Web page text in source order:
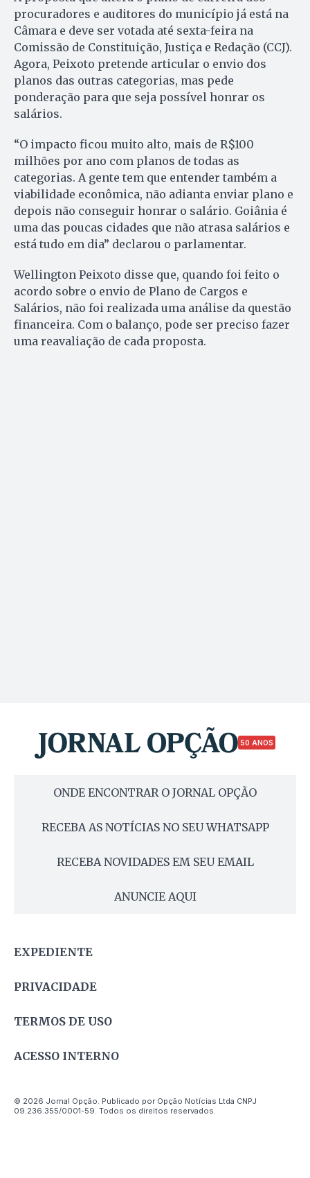
procuradores e auditores do município já está na
Câmara e deve ser votada até sexta-feira na
Comissão de Constituição, Justiça e Redação (CCJ).
Agora, Peixoto pretende articular o envio dos
planos das outras categorias, mas pede
ponderação para que seja possível honrar os
salários.
“O impacto ficou muito alto, mais de R$100
milhões por ano com planos de todas as
categorias. A gente tem que entender também a
viabilidade econômica, não adianta enviar plano e
depois não conseguir honrar o salário. Goiânia é
uma das poucas cidades que não atrasa salários e
está tudo em dia” declarou o parlamentar.
Wellington Peixoto disse que, quando foi feito o
acordo sobre o envio de Plano de Cargos e
Salários, não foi realizada uma análise da questão
financeira. Com o balanço, pode ser preciso fazer
uma reavaliação de cada proposta.
50 ANOS
ONDE ENCONTRAR O JORNAL OPÇÃO
RECEBA AS NOTÍCIAS NO SEU WHATSAPP
RECEBA NOVIDADES EM SEU EMAIL
ANUNCIE AQUI
EXPEDIENTE
PRIVACIDADE
TERMOS DE USO
ACESSO INTERNO
© 2026 Jornal Opção. Publicado por Opção Notícias Ltda CNPJ
09.236.355/0001-59. Todos os direitos reservados.